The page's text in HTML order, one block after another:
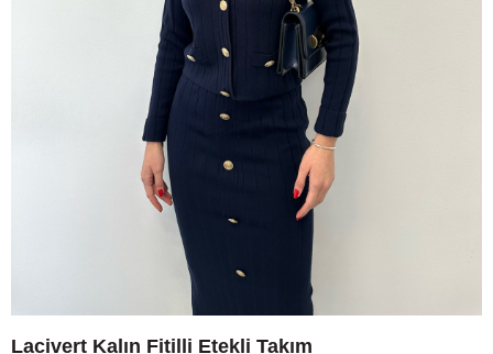
Lacivert Kalın Fitilli Etekli Takım